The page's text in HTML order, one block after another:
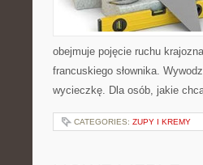
obejmuje pojęcie ruchu
francuskiego słownika.
wycieczkę. Dla osób, jakie
CATEGORIES: ZUPY I KREMY